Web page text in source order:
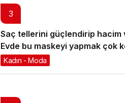
3
Saç tellerini güçlendirip hacim
Evde bu maskeyi yapmak çok
Kadın - Moda